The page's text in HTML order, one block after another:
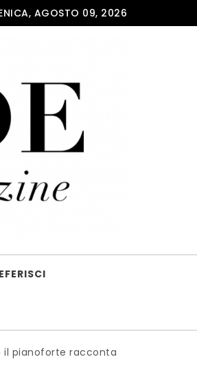
AGOSTO 09, 2026
racconta l’anima dell’Italia